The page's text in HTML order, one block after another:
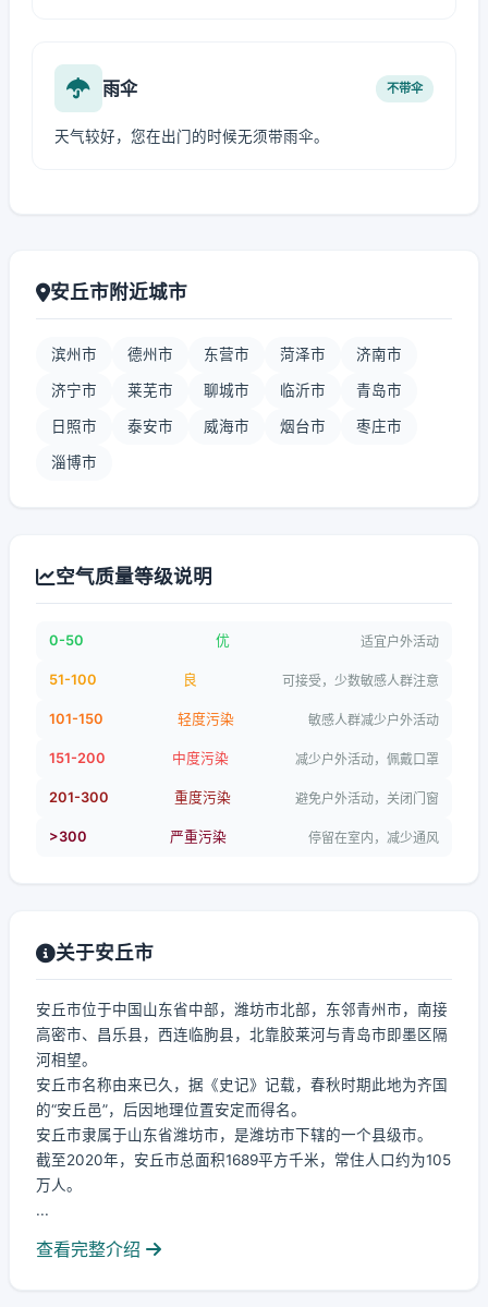
雨伞 不带伞
天气较好，您在出门的时候无须带雨伞。
安丘市附近城市
滨州市 德州市 东营市 菏泽市 济南市
济宁市 莱芜市 聊城市 临沂市 青岛市
日照市 泰安市 威海市 烟台市 枣庄市
淄博市
空气质量等级说明
0-50 优 适宜户外活动
51-100 良 可接受，少数敏感人群注意
101-150 轻度污染 敏感人群减少户外活动
151-200 中度污染 减少户外活动，佩戴口罩
201-300 重度污染 避免户外活动，关闭门窗
>300 严重污染 停留在室内，减少通风
关于安丘市
安丘市位于中国山东省中部，潍坊市北部，东邻青州市，南接
高密市、昌乐县，西连临朐县，北靠胶莱河与青岛市即墨区隔
河相望。
安丘市名称由来已久，据《史记》记载，春秋时期此地为齐国
的“安丘邑”，后因地理位置安定而得名。
安丘市隶属于山东省潍坊市，是潍坊市下辖的一个县级市。
截至2020年，安丘市总面积1689平方千米，常住人口约为105
万人。
...
查看完整介绍